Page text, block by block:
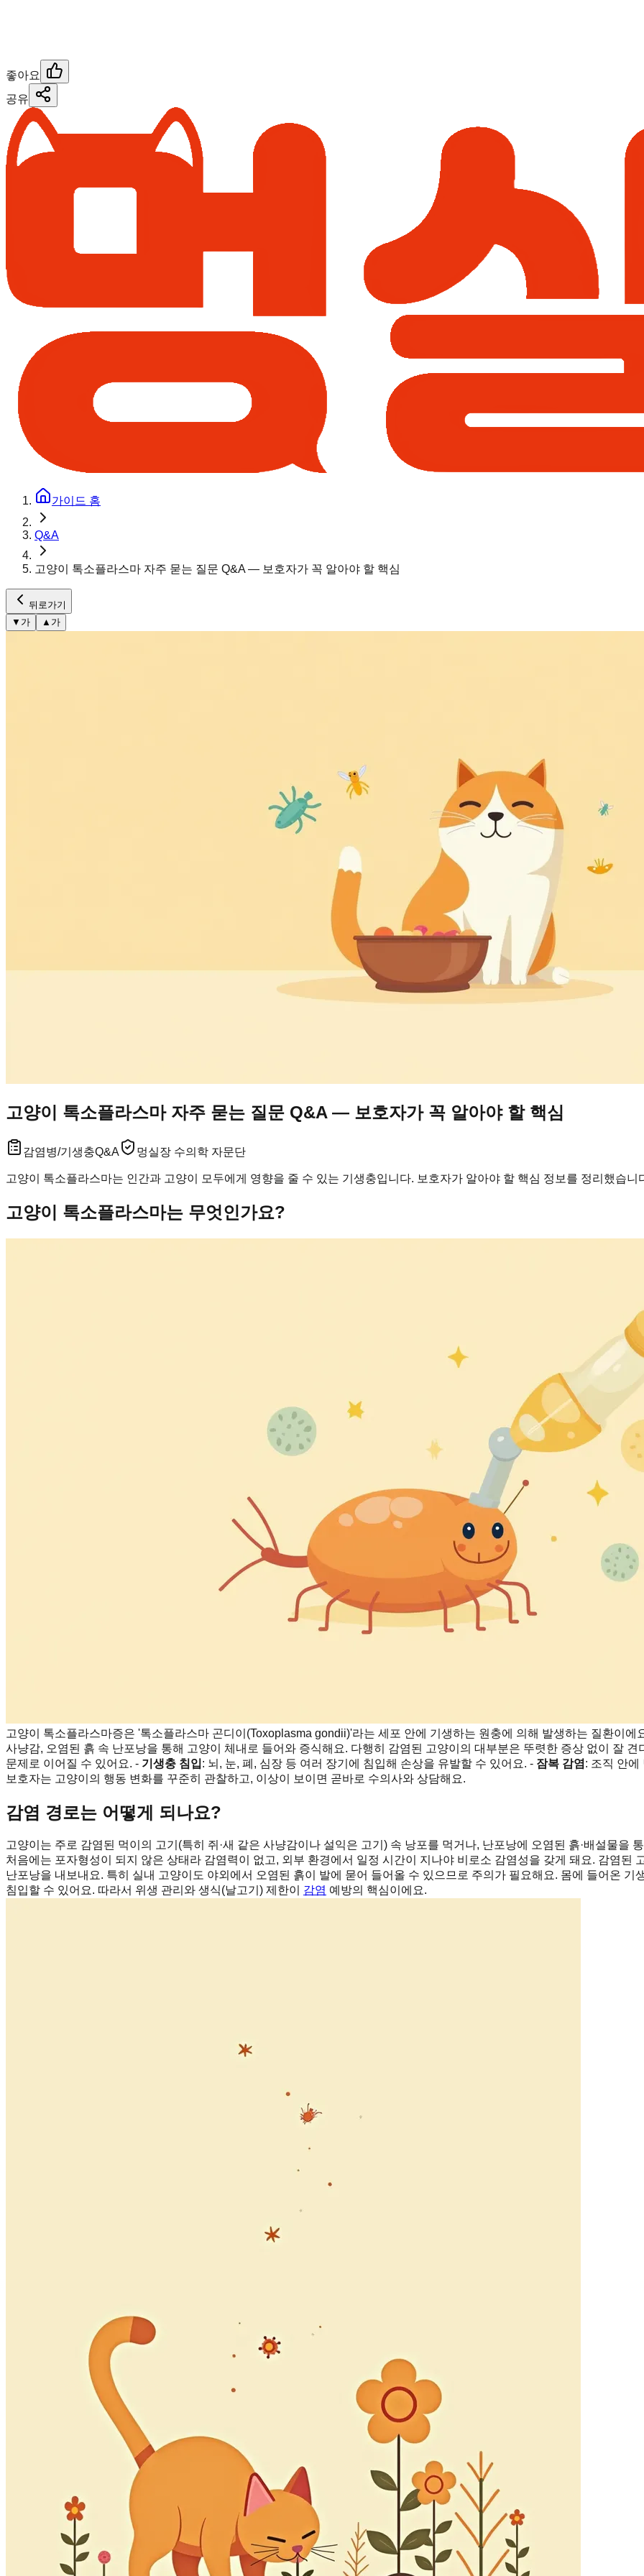
좋아요
공유
가이드 홈
Q&A
고양이 톡소플라스마 자주 묻는 질문 Q&A — 보호자가 꼭 알아야 할 핵심
뒤로가기
▼ 가 ▲ 가
고양이 톡소플라스마 자주 묻는 질문 Q&A — 보호자가 꼭 알아야 할 핵심
감염병/기생충Q&A 멍실장 수의학 자문단
고양이 톡소플라스마는 인간과 고양이 모두에게 영향을 줄 수 있는 기생충입니다. 보호자가 알아야 할 핵심 정보를 정리했습니
고양이 톡소플라스마는 무엇인가요?
고양이 톡소플라스마증은 '톡소플라스마 곤디이(Toxoplasma gondii)'라는 세포 안에 기생하는 원충에 의해 발생하는 질환이에
사냥감, 오염된 흙 속 난포낭을 통해 고양이 체내로 들어와 증식해요. 다행히 감염된 고양이의 대부분은 뚜렷한 증상 없이 잘
문제로 이어질 수 있어요. - 기생충 침입: 뇌, 눈, 폐, 심장 등 여러 장기에 침입해 손상을 유발할 수 있어요. - 잠복 감염: 조직 안
보호자는 고양이의 행동 변화를 꾸준히 관찰하고, 이상이 보이면 곧바로 수의사와 상담해요.
감염 경로는 어떻게 되나요?
고양이는 주로 감염된 먹이의 고기(특히 쥐·새 같은 사냥감이나 설익은 고기) 속 낭포를 먹거나, 난포낭에 오염된 흙·배설물을
처음에는 포자형성이 되지 않은 상태라 감염력이 없고, 외부 환경에서 일정 시간이 지나야 비로소 감염성을 갖게 돼요. 감염된
난포낭을 내보내요. 특히 실내 고양이도 야외에서 오염된 흙이 발에 묻어 들어올 수 있으므로 주의가 필요해요. 몸에 들어온
침입할 수 있어요. 따라서 위생 관리와 생식(날고기) 제한이 감염 예방의 핵심이에요.